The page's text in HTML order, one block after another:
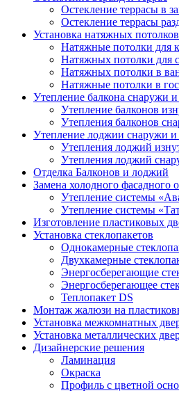
Остекление террасы в
Остекление террасы
Установка натяжных потолков
Натяжные потолки для
Натяжных потолки для
Натяжных потолки в
Натяжные потолки в
Утепление балкона снаружи
Утепление балконов
Утепления балконов
Утепление лоджии снаружи и
Утепления лоджий
Утепления лоджий
Отделка Балконов и лоджий
Замена холодного фасадного
Утепление системы
Утепление системы
Изготовление пластиковых
Установка стеклопакетов
Однокамерные
Двухкамерные
Энергосберегающие
Энергосберегающее
Теплопакет DS
Монтаж жалюзи на
Установка межкомнатных
Установка металлических
Дизайнерские решения
Ламинация
Окраска
Профиль с цветной